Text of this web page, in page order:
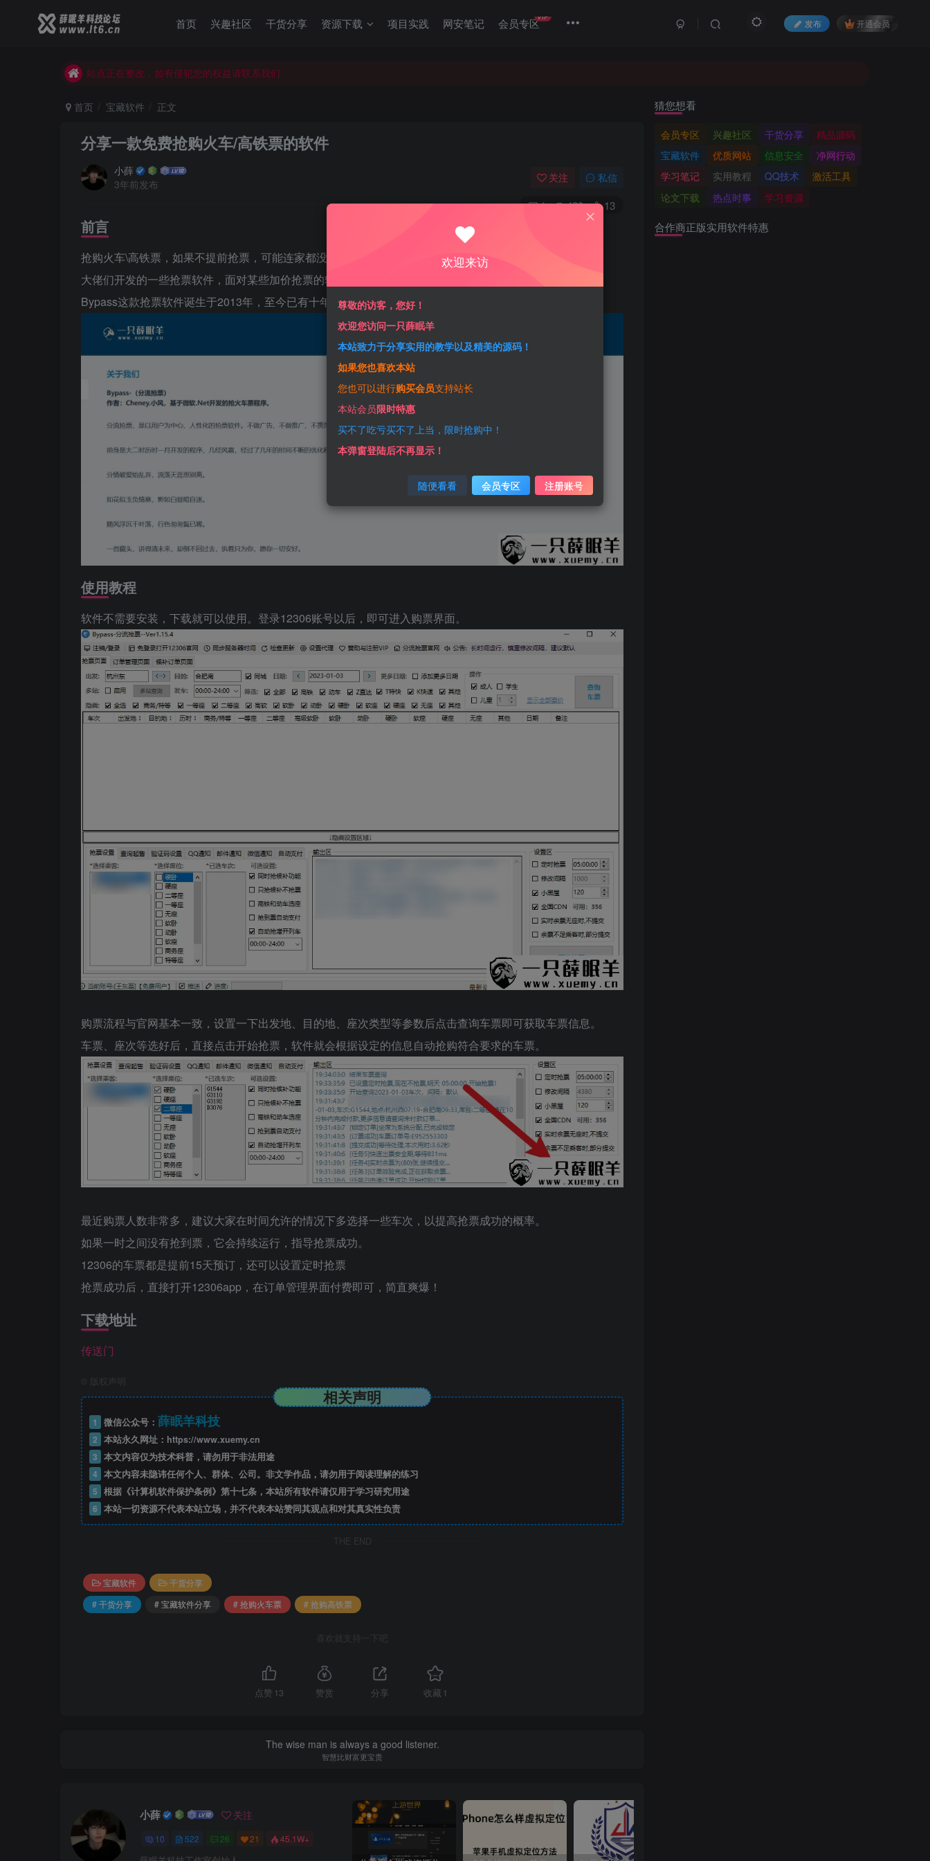
首页 兴趣社区 干货分享 资源下载 项目实践 网安笔记 会员专区VIP
发布 开通会员
站点正在整改，如有侵犯您的权益请联系我们
站点正在整改，如有侵犯您的权益请联系我们
首页 宝藏软件 正文
分享一款免费抢购火车/高铁票的软件
小薛
3年前发布
关注 私信
1 420 13
前言
抢购火车\高铁票，如果不提前抢票，可能连家都没法回……
大佬们开发的一些抢票软件，面对某些加价抢票的软件多一点选择
Bypass这款抢票软件诞生于2013年，至今已有十年，但未曾收费，且一直保持更新，供大家免费使用。
使用教程
软件不需要安装，下载就可以使用。登录12306账号以后，即可进入购票界面。
购票流程与官网基本一致，设置一下出发地、目的地、座次类型等参数后点击查询车票即可获取车票信息。
车票、座次等选好后，直接点击开始抢票，软件就会根据设定的信息自动抢购符合要求的车票。
最近购票人数非常多，建议大家在时间允许的情况下多选择一些车次，以提高抢票成功的概率。
如果一时之间没有抢到票，它会持续运行，指导抢票成功。
12306的车票都是提前15天预订，还可以设置定时抢票
抢票成功后，直接打开12306app，在订单管理界面付费即可，简直爽爆！
下载地址
传送门
版权声明
相关声明
1 微信公众号： 薛眠羊科技
2 本站永久网址： https://www.xuemy.cn
3 本文内容仅为技术科普，请勿用于非法用途
4 本文内容未隐讳任何个人、群体、公司。非文学作品，请勿用于阅读理解的练习
5 根据《计算机软件保护条例》第十七条，本站所有软件请仅用于学习研究用途
6 本站一切资源不代表本站立场，并不代表本站赞同其观点和对其真实性负责
THE END
宝藏软件
干货分享
# 干货分享
# 宝藏软件分享 # 抢购火车票 # 抢购高铁票
喜欢就支持一下吧
点赞 13 赞赏 分享 收藏 1
Be happy. No worries, just smile.
开心点，别担心，微笑就好
小薛 关注
10 522 26 21 45.1W+
猜您想看
会员专区 兴趣社区 干货分享
精品源码
宝藏软件
优质网站 信息安全
净网行动
学习笔记
实用教程 QQ技术
激活工具
论文下载
热点时事 学习资源
合作商正版实用软件特惠
欢迎来访
尊敬的访客，您好！
欢迎您访问一只薛眠羊
本站致力于分享实用的教学以及精美的源码！
如果您也喜欢本站
您也可以进行购买会员支持站长
本站会员限时特惠
买不了吃亏买不了上当，限时抢购中！
本弹窗登陆后不再显示！
随便看看 会员专区 注册账号